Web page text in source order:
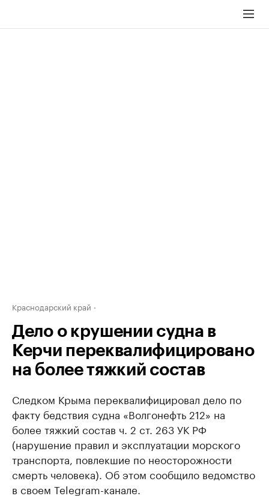
Краснодарский край
Дело о крушении судна в
Керчи переквалифицировано
на более тяжкий состав
Следком Крыма переквалифицировал дело по
факту бедствия судна «Волгонефть 212» на
более тяжкий состав ч. 2 ст. 263 УК РФ
(нарушение правил и эксплуатации морского
транспорта, повлекшие по неосторожности
смерть человека). Об этом сообщило ведомство
в своем Telegram-канале.